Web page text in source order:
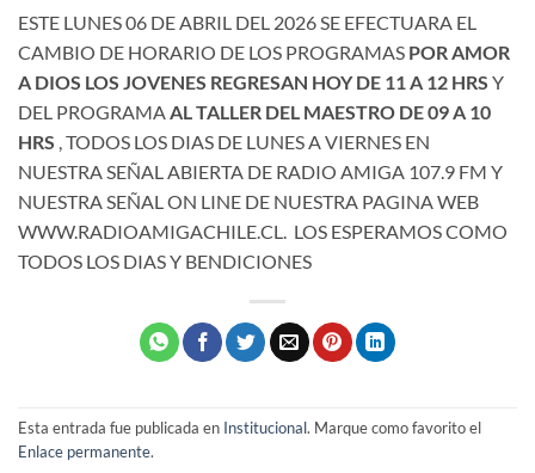
ESTE LUNES 06 DE ABRIL DEL 2026 SE EFECTUARA EL
CAMBIO DE HORARIO DE LOS PROGRAMAS POR AMOR
A DIOS LOS JOVENES REGRESAN HOY DE 11 A 12 HRS Y
DEL PROGRAMA AL TALLER DEL MAESTRO DE 09 A 10
HRS , TODOS LOS DIAS DE LUNES A VIERNES EN
NUESTRA SEÑAL ABIERTA DE RADIO AMIGA 107.9 FM Y
NUESTRA SEÑAL ON LINE DE NUESTRA PAGINA WEB
WWW.RADIOAMIGACHILE.CL. LOS ESPERAMOS COMO
TODOS LOS DIAS Y BENDICIONES
Esta entrada fue publicada en Institucional. Marque como favorito el
Enlace permanente.